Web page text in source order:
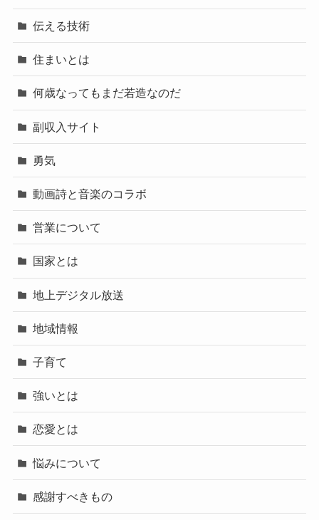
伝える技術
住まいとは
何歳なってもまだ若造なのだ
副収入サイト
勇気
動画詩と音楽のコラボ
営業について
国家とは
地上デジタル放送
地域情報
子育て
強いとは
恋愛とは
悩みについて
感謝すべきもの